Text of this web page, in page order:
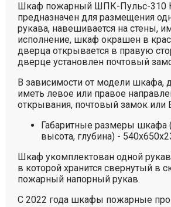
Шкаф пожарный ШПК-Пульс-310
предназначен для размещения
рукава, навешивается на стены,
исполнение, шкаф окрашен в
дверца открывается в правую
дверце установлен почтовый
В зависимости от модели шкафа,
иметь левое или правое
открывания, почтовый замок или
Габаритные размеры шкафа
высота, глубина) -
Шкаф укомплектован одной
в которой хранится свернутый в
пожарный напорный рукав.
С 2022 года шкафы пожарные